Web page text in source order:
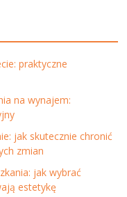
praktyczne
na wynajem:
jak skutecznie chronić
zmian
jak wybrać
estetykę